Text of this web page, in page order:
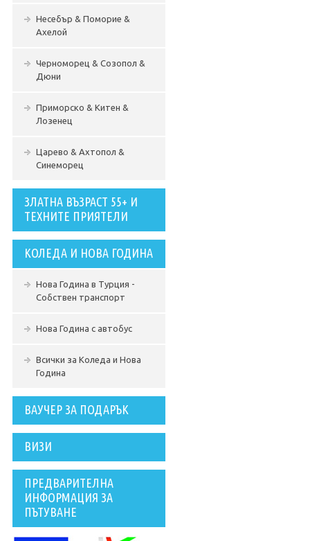
Несебър & Поморие &
Ахелой
Черноморец & Созопол &
Дюни
Приморско & Китен &
Лозенец
Царево & Ахтопол &
Синеморец
ЗЛАТНА ВЪЗРАСТ 55+ И
ТЕХНИТЕ ПРИЯТЕЛИ
КОЛЕДА И НОВА ГОДИНА
Нова Година в Турция -
Собствен транспорт
Нова Година с автобус
Всички за Коледа и Нова
Година
ВАУЧЕР ЗА ПОДАРЪК
ВИЗИ
ПРЕДВАРИТЕЛНА
ИНФОРМАЦИЯ ЗА
ПЪТУВАНЕ